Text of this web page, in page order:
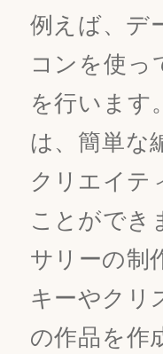
例えば、デ
コンを使っ
を行います
は、簡単な
クリエイテ
ことができ
サリーの制
キーやクリ
の作品を作